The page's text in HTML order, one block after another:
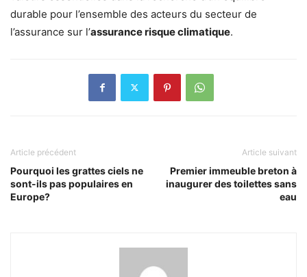
durable pour l’ensemble des acteurs du secteur de
l’assurance sur l’assurance risque climatique.
Article précédent
Pourquoi les grattes ciels ne
sont-ils pas populaires en
Europe?
Article suivant
Premier immeuble breton à
inaugurer des toilettes sans
eau